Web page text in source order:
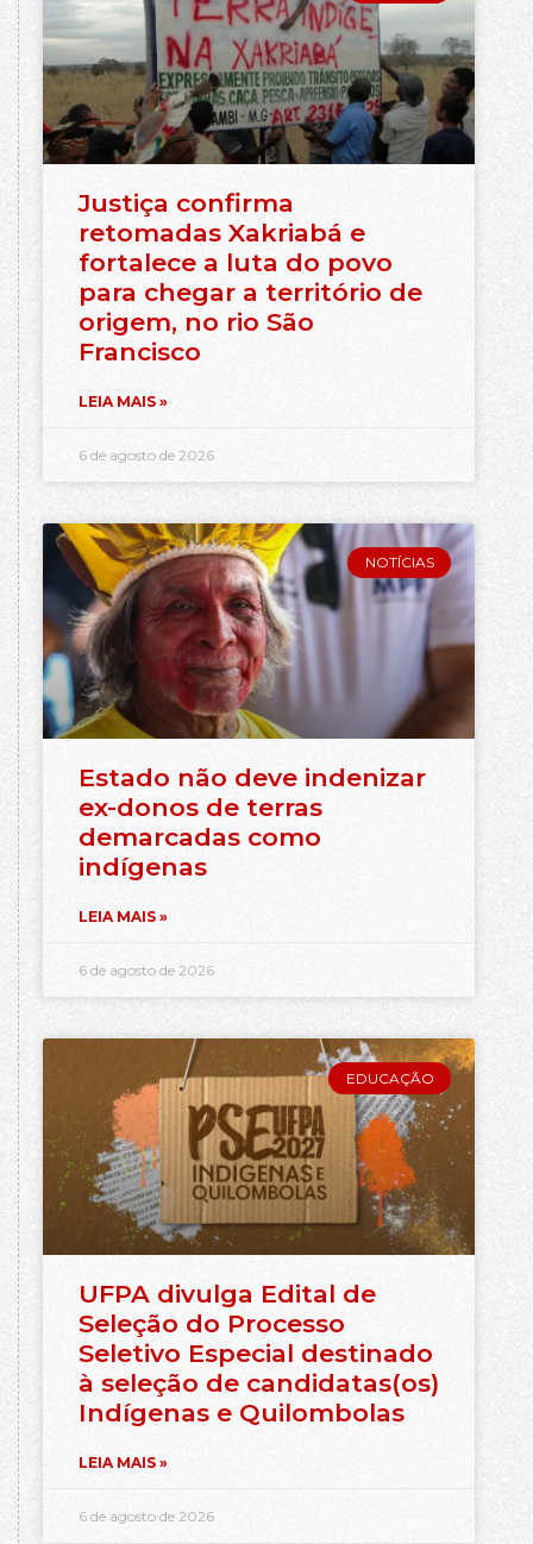
Justiça confirma
retomadas Xakriabá e
fortalece a luta do povo
para chegar a território de
origem, no rio São
Francisco
LEIA MAIS »
6 de agosto de 2026
NOTÍCIAS
Estado não deve indenizar
ex-donos de terras
demarcadas como
indígenas
LEIA MAIS »
6 de agosto de 2026
EDUCAÇÃO
UFPA divulga Edital de
Seleção do Processo
Seletivo Especial destinado
à seleção de candidatas(os)
Indígenas e Quilombolas
LEIA MAIS »
6 de agosto de 2026